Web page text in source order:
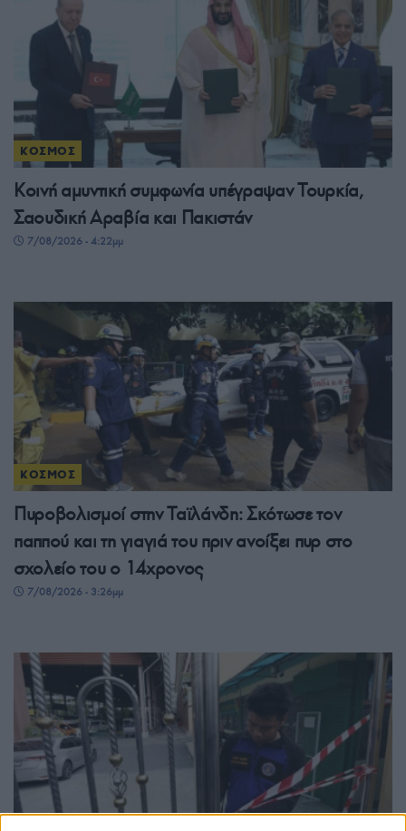
ΚΟΣΜΟΣ
Κοινή αμυντική συμφωνία υπέγραψαν Τουρκία,
Σαουδική Αραβία και Πακιστάν
7/08/2026 - 4:22μμ
ΚΟΣΜΟΣ
Πυροβολισμοί στην Ταϊλάνδη: Σκότωσε τον
παππού και τη γιαγιά του πριν ανοίξει πυρ στο
σχολείο του ο 14χρονος
7/08/2026 - 3:26μμ